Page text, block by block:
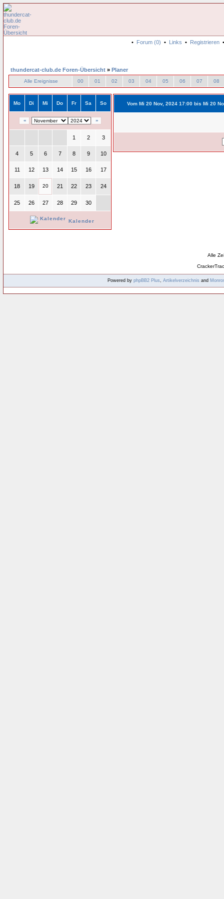
• Forum (0) • Links • Registrieren
thundercat-club.de Foren-Übersicht » Planer
Alle Ereignisse 00 01 02 03 04 05 06 07 08
Mo Di Mi Do Fr Sa So
« »
1 2 3
4 5 6 7 8 9 10
11 12 13 14 15 16 17
18 19 20 21 22 23 24
25 26 27 28 29 30
Kalender
Vom Mi 20 Nov, 2024 17:00 bis Mi 20
Alle
Powered by phpBB2 Plus, Artikelverzeichnis and